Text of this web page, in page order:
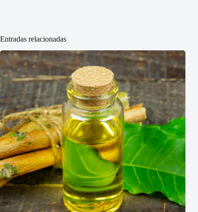
Entradas relacionadas